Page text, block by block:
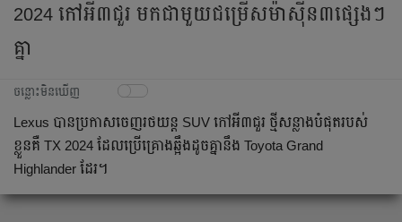
2024 កៅអី៣ជួរ មកជាមួយ​ជម្រើស​ម៉ាស៊ីន៣ផ្សេងៗ
គ្នា
ចន្លោះមិនឃើញ
Lexus បាន​ប្រកាស​ចេញ​រថយន្ត SUV កៅអី៣​ជួរ ថ្មីសន្លាង​បំផុតរបស់
ខ្លួនគឺ TX 2024 ដែល​ប្រើគ្រោង​ឆ្អឹង​ដូចគ្នា​នឹង Toyota Grand
Highlander ដែរ។